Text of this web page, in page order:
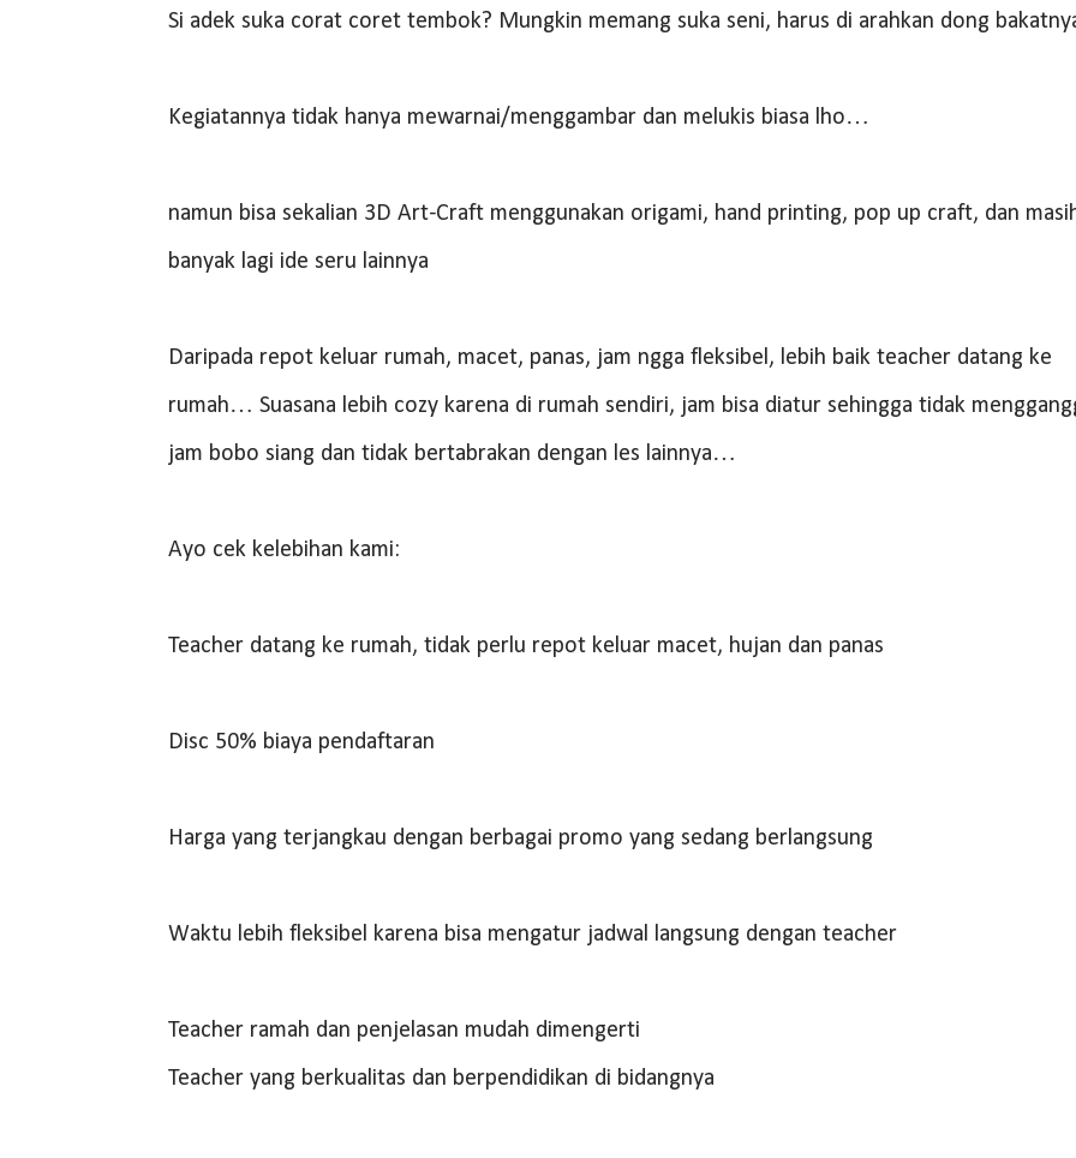
Si adek suka corat coret tembok? Mungkin memang suka seni, harus di arahkan dong
Kegiatannya tidak hanya mewarnai/menggambar dan melukis biasa lho…
namun bisa sekalian 3D Art-Craft menggunakan origami, hand printing, pop up craft, dan
banyak lagi ide seru lainnya
Daripada repot keluar rumah, macet, panas, jam ngga fleksibel, lebih baik teacher datang ke
rumah… Suasana lebih cozy karena di rumah sendiri, jam bisa diatur sehingga tidak
jam bobo siang dan tidak bertabrakan dengan les lainnya…
Ayo cek kelebihan kami:
Teacher datang ke rumah, tidak perlu repot keluar macet, hujan dan panas
Disc 50% biaya pendaftaran
Harga yang terjangkau dengan berbagai promo yang sedang berlangsung
Waktu lebih fleksibel karena bisa mengatur jadwal langsung dengan teacher
Teacher ramah dan penjelasan mudah dimengerti
Teacher yang berkualitas dan berpendidikan di bidangnya